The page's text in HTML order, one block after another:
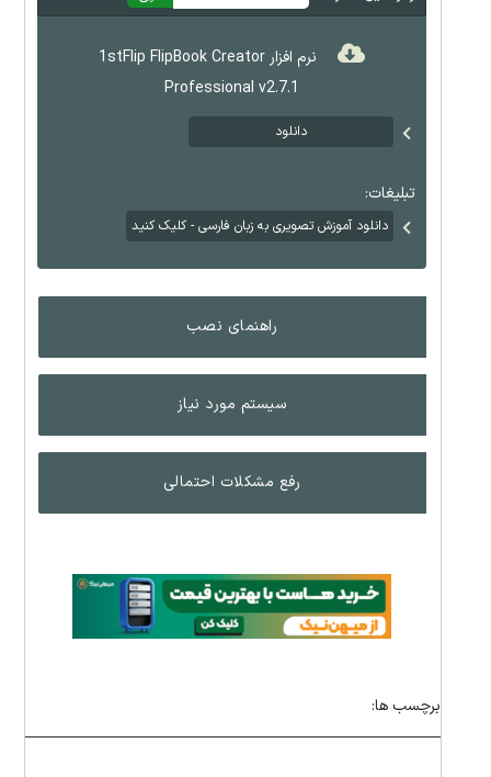
نرم افزار 1stFlip FlipBook Creator
Professional v2.7.1
دانلود
تبلیغات:
دانلود آموزش تصویری به زبان فارسی - کلیک کنید
راهنمای نصب
سیستم مورد نیاز
رفع مشکلات احتمالی
برچسب ها: